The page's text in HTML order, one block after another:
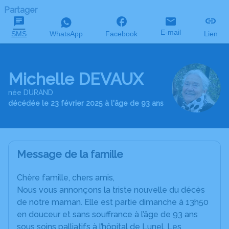
Partager
SMS WhatsApp Facebook E-mail Lien
Michelle DEVAUX
née DURAND
décédée le 23 février 2025 à l'âge de 93 ans
Message de la famille
Chère famille, chers amis,
Nous vous annonçons la triste nouvelle du décès
de notre maman. Elle est partie dimanche à 13h50
en douceur et sans souffrance à l’âge de 93 ans
sous soins palliatifs à l’hôpital de Lunel. Les